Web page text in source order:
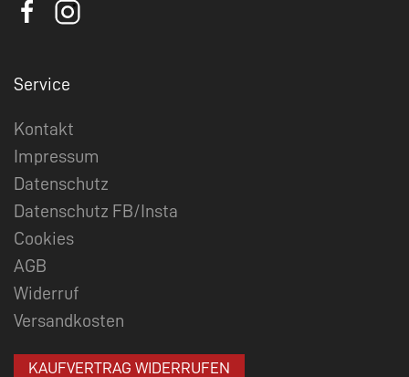
Service
Kontakt
Impressum
Datenschutz
Datenschutz FB/Insta
Cookies
AGB
Widerruf
Versandkosten
KAUFVERTRAG WIDERRUFEN